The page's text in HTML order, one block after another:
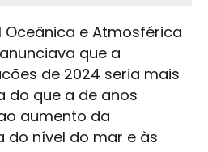
Oceânica e Atmosférica
que a
de 2024 seria mais
do que a de anos
aumento da
do nível do mar e às